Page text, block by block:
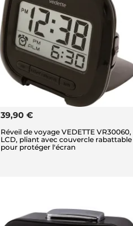
39,90 €
Réveil de voyage VEDETTE VR30060,
LCD, pliant avec couvercle rabattable
pour protéger l'écran